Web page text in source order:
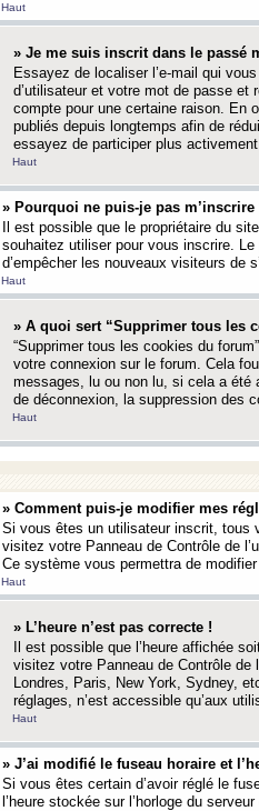
Haut
» Je me suis inscrit dans le passé
Essayez de localiser l’e-mail qui
d’utilisateur et votre mot de passe et
compte pour une certaine raison. En
publiés depuis longtemps afin de
essayez de participer plus
Haut
» Pourquoi ne puis-je pas m’inscrire
Il est possible que le propriétaire du
souhaitez utiliser pour vous inscrire.
d’empêcher les nouveaux visiteurs de
Haut
» A quoi sert “Supprimer tous les
“Supprimer tous les cookies du
votre connexion sur le forum. Cela
messages, lu ou non lu, si cela a été
de déconnexion, la suppression des
Haut
» Comment puis-je modifier mes
Si vous êtes un utilisateur inscrit, tous
visitez votre Panneau de Contrôle de
Ce système vous permettra de
Haut
» L’heure n’est pas correcte !
Il est possible que l’heure affichée
visitez votre Panneau de Contrôle de
Londres, Paris, New York, Sydney,
réglages, n’est accessible qu’aux
Haut
» J’ai modifié le fuseau horaire et
Si vous êtes certain d’avoir réglé le
l’heure stockée sur l’horloge du